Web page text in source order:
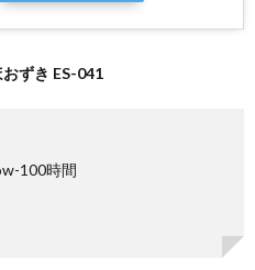
ずき ES-041
100時間